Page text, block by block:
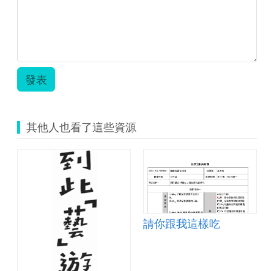
發表
其他人也看了這些資源
請你跟我這樣吃